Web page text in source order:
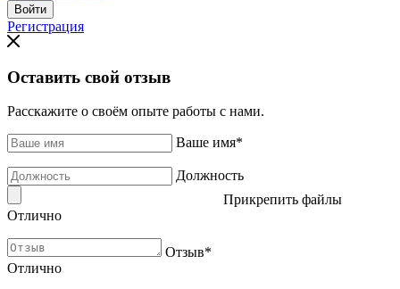
Регистрация
Оставить свой отзыв
Расскажите о своём опыте работы с нами.
Ваше имя*
Должность
Прикрепить файлы
Отлично
Отзыв*
Отлично